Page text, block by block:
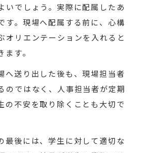
いでしょう。実際に配属したあ
す。現場へ配属する前に、心構
オリエンテーションを入れると
ます。
へ送り出した後も、現場担当者
のではなく、人事担当者が定期
の不安を取り除くことも大切で
最後には、学生に対して適切な